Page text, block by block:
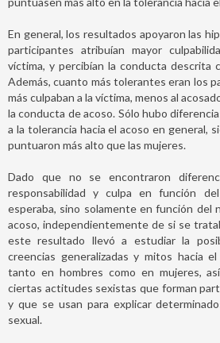
En general, los resultados apoyaron las
participantes atribuían mayor
víctima, y percibían la conducta descrita
Además, cuanto más tolerantes eran los
más culpaban a la víctima, menos al
la conducta de acoso. Sólo hubo
a la tolerancia hacia el acoso en general,
puntuaron más alto que las mujeres.
Dado que no se encontraron
responsabilidad y culpa en función
esperaba, sino solamente en función del
acoso, independientemente de si se
este resultado llevó a estudiar la
creencias generalizadas y mitos hacia
tanto en hombres como en mujeres,
ciertas actitudes sexistas que forman
y que se usan para explicar
sexual.